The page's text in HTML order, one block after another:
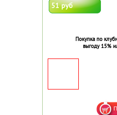
51 руб
Покупка по
выгоду 15%